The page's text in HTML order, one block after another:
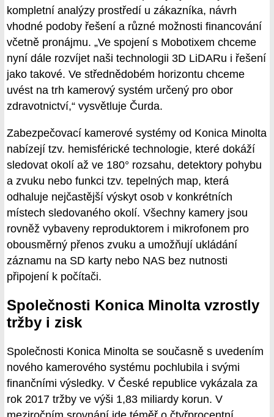
kompletní analýzy prostředí u zákazníka, návrh
vhodné podoby řešení a různé možnosti financování
včetně pronájmu. „Ve spojení s Mobotixem chceme
nyní dále rozvíjet naši technologii 3D LiDARu i řešení
jako takové. Ve střednědobém horizontu chceme
uvést na trh kamerový systém určený pro obor
zdravotnictví,“ vysvětluje Čurda.
Zabezpečovací kamerové systémy od Konica Minolta
nabízejí tzv. hemisférické technologie, které dokáží
sledovat okolí až ve 180° rozsahu, detektory pohybu
a zvuku nebo funkci tzv. tepelných map, která
odhaluje nejčastější výskyt osob v konkrétních
místech sledovaného okolí. Všechny kamery jsou
rovněž vybaveny reproduktorem i mikrofonem pro
obousměrný přenos zvuku a umožňují ukládání
záznamu na SD karty nebo NAS bez nutnosti
připojení k počítači.
Společnosti Konica Minolta vzrostly
tržby i zisk
Společnosti Konica Minolta se současně s uvedením
nového kamerového systému pochlubila i svými
finančními výsledky. V České republice vykázala za
rok 2017 tržby ve výši 1,83 miliardy korun. V